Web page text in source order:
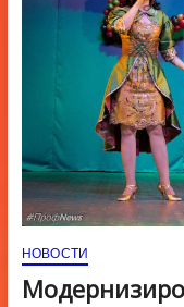
НОВОСТИ